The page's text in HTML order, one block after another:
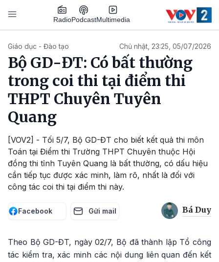
Nhảy đến nội dung
RadioPodcastMultimedia
Giáo dục - Đào tạo Chủ nhật, 23:25, 05/07/2026
Bộ GD-ĐT: Có bất thường
trong coi thi tại điểm thi
THPT Chuyên Tuyên
Quang
[VOV2] - Tối 5/7, Bộ GD-ĐT cho biết kết quả thi môn
Toán tại Điểm thi Trường THPT Chuyên thuộc Hội
đồng thi tỉnh Tuyên Quang là bất thường, có dấu hiệu
cần tiếp tục được xác minh, làm rõ, nhất là đối với
công tác coi thi tại điểm thi này.
Facebook Gửi mail Bá Duy
Theo Bộ GD-ĐT, ngày 02/7, Bộ đã thành lập Tổ công
tác kiểm tra, xác minh các nội dung liên quan đến kết